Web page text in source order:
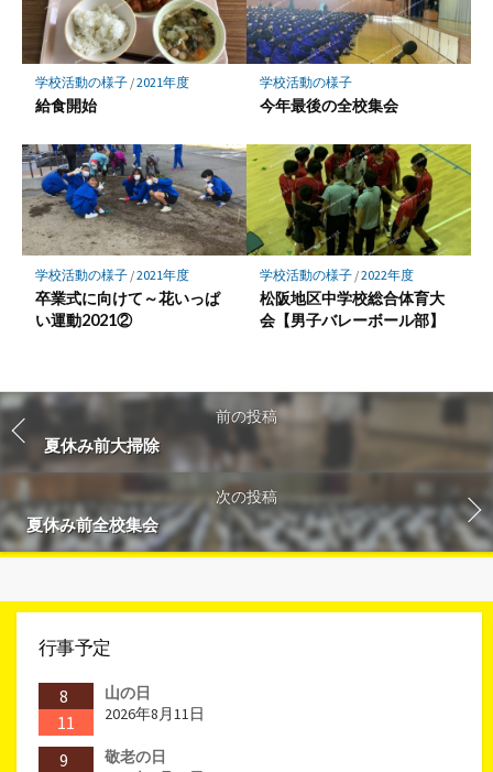
学校活動の様子/2021年度
給食開始
学校活動の様子
今年最後の全校集会
学校活動の様子/2021年度
卒業式に向けて～花いっぱ
い運動2021②
学校活動の様子/2022年度
松阪地区中学校総合体育大
会【男子バレーボール部】
前の投稿
夏休み前大掃除
次の投稿
夏休み前全校集会
行事予定
8
11
山の日
2026年8月11日
9
敬老の日